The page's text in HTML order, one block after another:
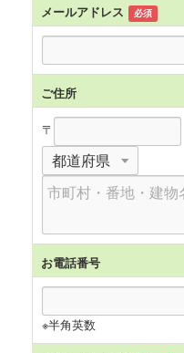
メールアドレス 必須
ご住所
〒
お電話番号
※半角英数